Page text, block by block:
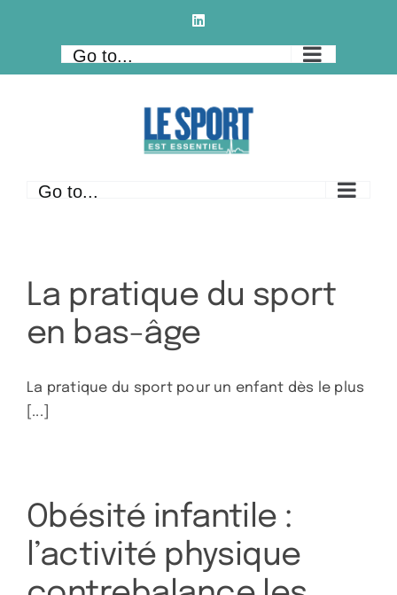
LinkedIn
Go to...
Go to...
La pratique du sport
en bas-âge
La pratique du sport pour un enfant dès le plus
[...]
Obésité infantile :
l’activité physique